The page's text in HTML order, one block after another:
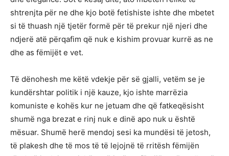
shtrenjta për ne dhe kjo botë fetishiste ishte dhe mbetet
si të thuash një tjetër formë për të prekur një njeri dhe
ndjerë atë përqafim që nuk e kishim provuar kurrë as ne
dhe as fëmijët e vet.
Të dënohesh me këtë vdekje për së gjalli, vetëm se je
kundërshtar politik i një kauze, kjo ishte marrëzia
komuniste e kohës kur ne jetuam dhe që fatkeqësisht
shumë nga brezat e rinj nuk e dinë apo nuk u është
mësuar. Shumë herë mendoj sesi ka mundësi të jetosh,
të plakesh dhe të mos të të lejojnë të rritësh fëmijën